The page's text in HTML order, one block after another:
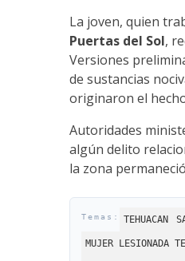
La joven, quien
Puertas del Sol,
Versiones
de sustancias
originaron el
Autoridades
algún delito
la zona
TEHUACAN
MUJER LESIONADA